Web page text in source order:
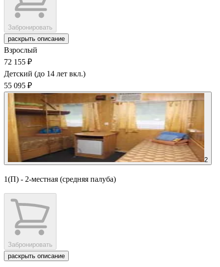
Забронировать
раскрыть описание
Взрослый
72 155 ₽
Детский (до 14 лет вкл.)
55 095 ₽
2
1(П) - 2-местная (средняя палуба)
Забронировать
раскрыть описание